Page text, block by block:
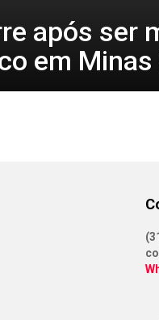
após ser
em Minas